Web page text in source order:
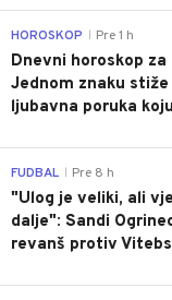
HOROSKOP Pre 1 h
Dnevni horoskop
Jednom znaku
ljubavna poruka
FUDBAL Pre 8 h
"Ulog je veliki, ali
dalje": Sandi
revanš protiv